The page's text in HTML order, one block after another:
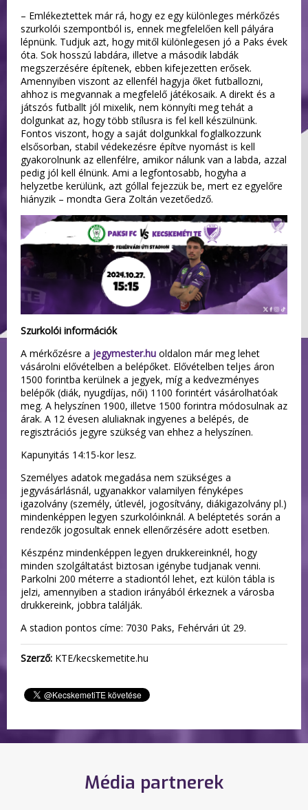
– Emlékeztettek már rá, hogy ez egy különleges mérkőzés
szurkolói szempontból is, ennek megfelelően kell pályára
lépnünk. Tudjuk azt, hogy mitől különlegesen jó a Paks évek
óta. Sok hosszú labdára, illetve a második labdák
megszerzésére építenek, ebben kifejezetten erősek.
Amennyiben viszont az ellenfél hagyja őket futballozni,
ahhoz is megvannak a megfelelő játékosaik. A direkt és a
játszós futballt jól mixelik, nem könnyíti meg tehát a
dolgunkat az, hogy több stílusra is fel kell készülnünk.
Fontos viszont, hogy a saját dolgunkkal foglalkozzunk
elsősorban, stabil védekezésre építve nyomást is kell
gyakorolnunk az ellenfélre, amikor nálunk van a labda, azzal
pedig jól kell élnünk. Ami a legfontosabb, hogyha a
helyzetbe kerülünk, azt góllal fejezzük be, mert ez egyelőre
hiányzik – mondta Gera Zoltán vezetőedző.
Szurkolói információk
A mérkőzésre a jegymester.hu oldalon már meg lehet
vásárolni elővételben a belépőket. Elővételben teljes áron
1500 forintba kerülnek a jegyek, míg a kedvezményes
belépők (diák, nyugdíjas, női) 1100 forintért vásárolhatóak
meg. A helyszínen 1900, illetve 1500 forintra módosulnak az
árak. A 12 évesen aluliaknak ingyenes a belépés, de
regisztrációs jegyre szükség van ehhez a helyszínen.
Kapunyitás 14:15-kor lesz.
Személyes adatok megadása nem szükséges a
jegyvásárlásnál, ugyanakkor valamilyen fényképes
igazolvány (személy, útlevél, jogosítvány, diákigazolvány pl.)
mindenképpen legyen szurkolóinknál. A beléptetés során a
rendezők jogosultak ennek ellenőrzésére adott esetben.
Készpénz mindenképpen legyen drukkereinknél, hogy
minden szolgáltatást biztosan igénybe tudjanak venni.
Parkolni 200 méterre a stadiontól lehet, ezt külön tábla is
jelzi, amennyiben a stadion irányából érkeznek a városba
drukkereink, jobbra találják.
A stadion pontos címe: 7030 Paks, Fehérvári út 29.
Szerző: KTE/kecskemetite.hu
Média partnerek